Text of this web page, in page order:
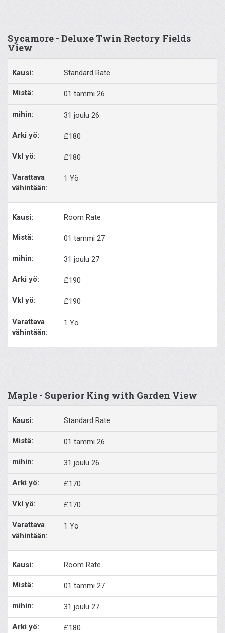
Sycamore - Deluxe Twin Rectory Fields
View
Standard Rate
01 tammi 26
31 joulu 26
£180
£180
1 Yö
Room Rate
01 tammi 27
31 joulu 27
£190
£190
1 Yö
Maple - Superior King with Garden View
Standard Rate
01 tammi 26
31 joulu 26
£170
£170
1 Yö
Room Rate
01 tammi 27
31 joulu 27
£180